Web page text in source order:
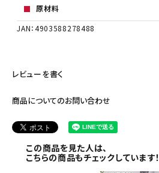
原材料
JAN：4903588278488
レビューを書く
商品についてのお問い合わせ
この商品を見た人は、
こちらの商品もチェックしています！